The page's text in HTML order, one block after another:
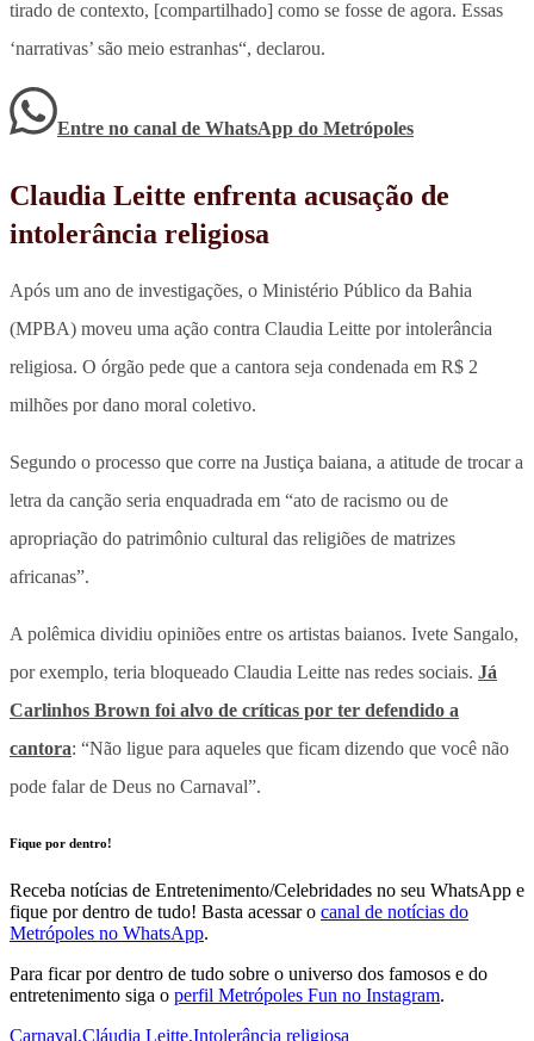
tirado de contexto, [compartilhado] como se fosse de agora. Essas
‘narrativas’ são meio estranhas“, declarou.
Entre no canal de WhatsApp do Metrópoles
Claudia Leitte enfrenta acusação de
intolerância religiosa
Após um ano de investigações, o Ministério Público da Bahia
(MPBA) moveu uma ação contra Claudia Leitte por intolerância
religiosa. O órgão pede que a cantora seja condenada em R$ 2
milhões por dano moral coletivo.
Segundo o processo que corre na Justiça baiana, a atitude de trocar a
letra da canção seria enquadrada em “ato de racismo ou de
apropriação do patrimônio cultural das religiões de matrizes
africanas”.
A polêmica dividiu opiniões entre os artistas baianos. Ivete Sangalo,
por exemplo, teria bloqueado Claudia Leitte nas redes sociais. Já
Carlinhos Brown foi alvo de críticas por ter defendido a
cantora: “Não ligue para aqueles que ficam dizendo que você não
pode falar de Deus no Carnaval”.
Fique por dentro!
Receba notícias de Entretenimento/Celebridades no seu WhatsApp e
fique por dentro de tudo! Basta acessar o canal de notícias do
Metrópoles no WhatsApp.
Para ficar por dentro de tudo sobre o universo dos famosos e do
entretenimento siga o perfil Metrópoles Fun no Instagram.
Carnaval,Cláudia Leitte,Intolerância religiosa